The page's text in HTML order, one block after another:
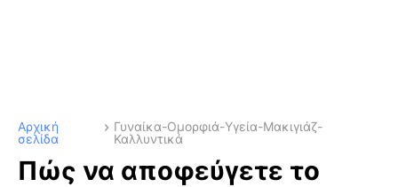
Αρχική
σελίδα
Γυναίκα-Ομορφιά-Υγεία-Μακιγιάζ-
Καλλυντικά
Πώς να αποφεύγετε το